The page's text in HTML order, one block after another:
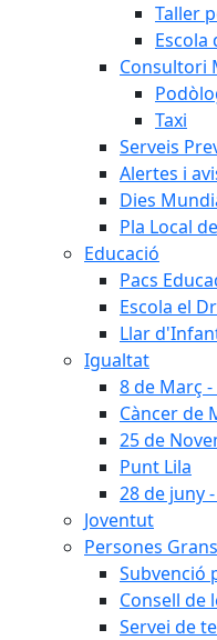
Taller
Escola
Consultori
Taxi
Serveis
Alertes i
Dies
Pla Local
Educació
Pacs
Escola el
Llar
Igualtat
8 de Març
Càncer de
25 de
Punt Lila
28 de juny
Joventut
Persones Grans
Subvenció
Consell de
Servei de